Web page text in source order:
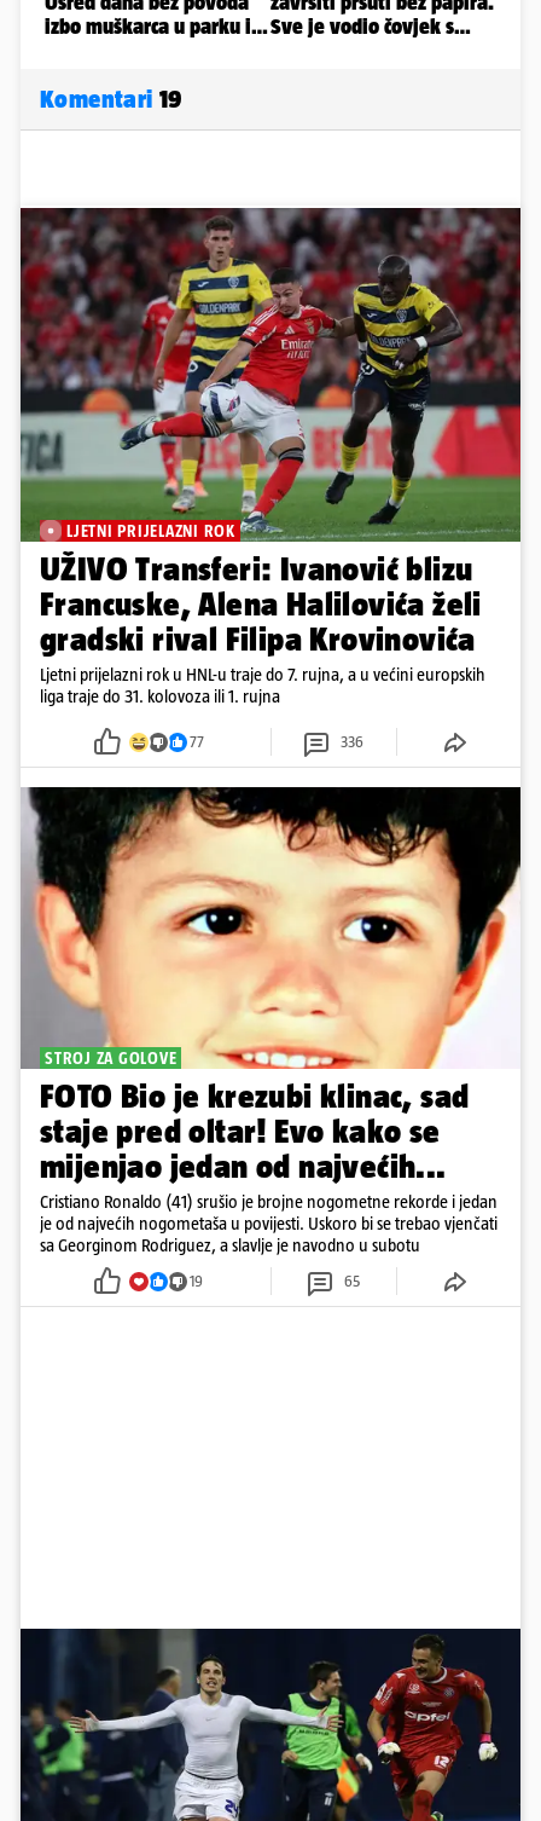
Komentari 19
LJETNI PRIJELAZNI ROK
UŽIVO Transferi: Ivanović blizu
Francuske, Alena Halilovića želi
gradski rival Filipa Krovinovića
Ljetni prijelazni rok u HNL-u traje do 7. rujna, a u većini europskih
liga traje do 31. kolovoza ili 1. rujna
77 336
STROJ ZA GOLOVE
FOTO Bio je krezubi klinac, sad
staje pred oltar! Evo kako se
mijenjao jedan od najvećih...
Cristiano Ronaldo (41) srušio je brojne nogometne rekorde i jedan
je od najvećih nogometaša u povijesti. Uskoro bi se trebao vjenčati
sa Georginom Rodriguez, a slavlje je navodno u subotu
19 65